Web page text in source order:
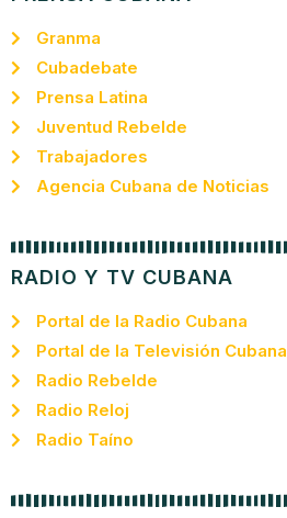
Granma
Cubadebate
Prensa Latina
Juventud Rebelde
Trabajadores
Agencia Cubana de Noticias
RADIO Y TV CUBANA
Portal de la Radio Cubana
Portal de la Televisión Cubana
Radio Rebelde
Radio Reloj
Radio Taíno